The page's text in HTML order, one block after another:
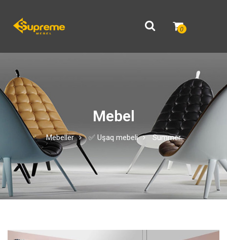
0
Mebel
Mebeller ✅ Uşaq mebeli Summer